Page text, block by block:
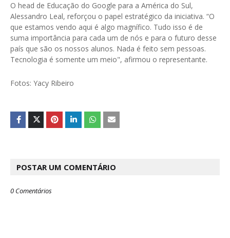
O head de Educação do Google para a América do Sul,
Alessandro Leal, reforçou o papel estratégico da iniciativa. “O
que estamos vendo aqui é algo magnífico. Tudo isso é de
suma importância para cada um de nós e para o futuro desse
país que são os nossos alunos. Nada é feito sem pessoas.
Tecnologia é somente um meio", afirmou o representante.
Fotos: Yacy Ribeiro
POSTAR UM COMENTÁRIO
0 Comentários